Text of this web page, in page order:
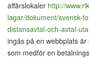
affärslokaler http://
lagar/dokument/svensk-
distansavtal-och-avtal-
ingås på en webbplats
som medför en